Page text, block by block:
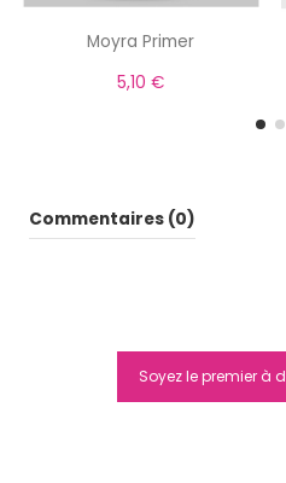
Moyra Primer
5,10 €
Commentaires (0)
Soyez le premier à